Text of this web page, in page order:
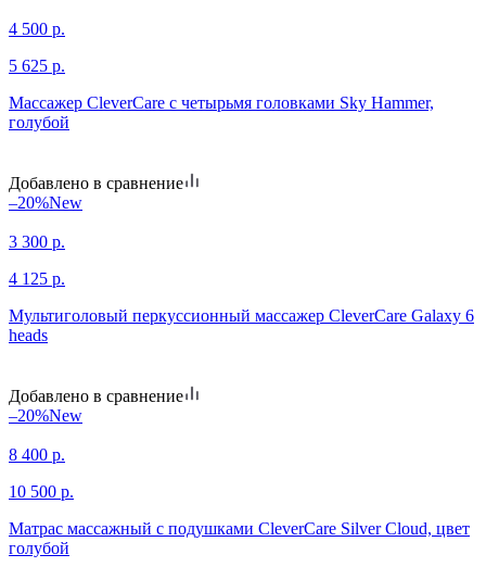
4 500 р.
5 625 р.
Массажер CleverCare с четырьмя головками Sky Hammer,
голубой
Добавлено в сравнение
–20%New
3 300 р.
4 125 р.
Мультиголовый перкуссионный массажер CleverCare Galaxy 6
heads
Добавлено в сравнение
–20%New
8 400 р.
10 500 р.
Матрас массажный с подушками CleverCare Silver Cloud, цвет
голубой